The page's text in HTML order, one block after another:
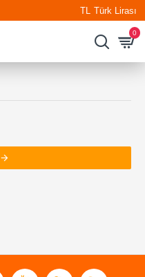
TL Türk Lirası
0